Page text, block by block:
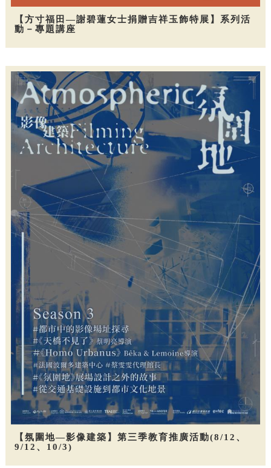
【方寸福田—謝碧蓮女士捐贈吉祥玉飾特展】系列活
動－專題講座
【氛圍地—影像建築】第三季教育推廣活動(8/12、
9/12、10/3)